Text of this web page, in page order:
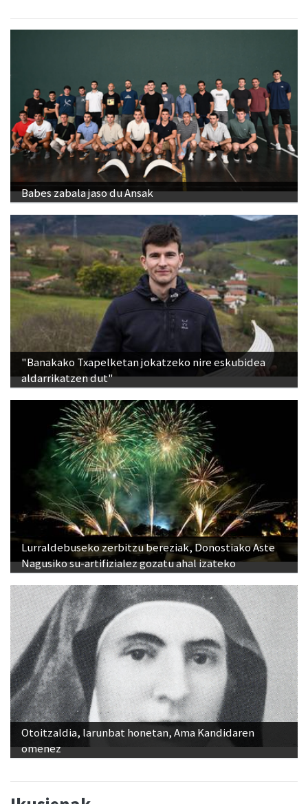
Babes zabala jaso du Ansak
"Banakako Txapelketan jokatzeko nire eskubidea
aldarrikatzen dut"
Lurraldebuseko zerbitzu bereziak, Donostiako Aste
Nagusiko su-artifizialez gozatu ahal izateko
Otoitzaldia, larunbat honetan, Ama Kandidaren
omenez